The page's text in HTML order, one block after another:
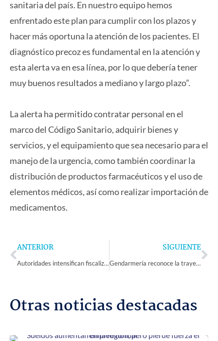
sanitaria del país. En nuestro equipo hemos
enfrentado este plan para cumplir con los plazos y
hacer más oportuna la atención de los pacientes. El
diagnóstico precoz es fundamental en la atención y
esta alerta va en esa línea, por lo que debería tener
muy buenos resultados a mediano y largo plazo”.
La alerta ha permitido contratar personal en el
marco del Código Sanitario, adquirir bienes y
servicios, y el equipamiento que sea necesario para el
manejo de la urgencia, como también coordinar la
distribución de productos farmacéuticos y el uso de
elementos médicos, así como realizar importación de
medicamentos.
Prev
ANTERIOR
Autoridades intensifican fiscalizaciones a chatarrerías para combatir el robo de cables en la Región de Coquimbo
SIGUIENTE
Gendarmería reconoce la trayectoria de Suboficiales Mayores en La Serena
Otras noticias destacadas